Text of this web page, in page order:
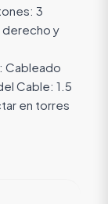
3
derecho y
Cableado
Cable: 1.5
en torres